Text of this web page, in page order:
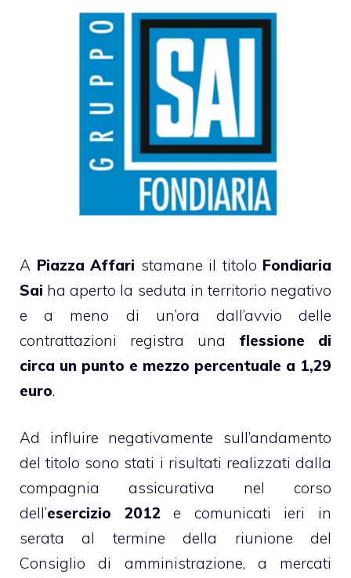
A Piazza Affari stamane il titolo Fondiaria
Sai ha aperto la seduta in territorio negativo
e a meno di un’ora dall’avvio delle
contrattazioni registra una flessione di
circa un punto e mezzo percentuale a 1,29
euro.
Ad influire negativamente sull’andamento
del titolo sono stati i risultati realizzati dalla
compagnia assicurativa nel corso
dell’esercizio 2012 e comunicati ieri in
serata al termine della riunione del
Consiglio di amministrazione, a mercati